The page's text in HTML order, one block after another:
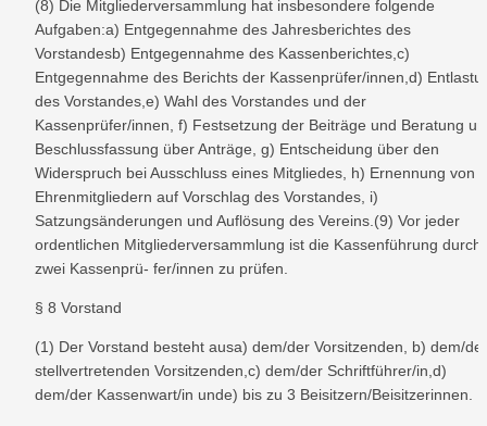
(8) Die Mitgliederversammlung hat insbesondere folgende
Aufgaben:a) Entgegennahme des Jahresberichtes des
Vorstandesb) Entgegennahme des Kassenberichtes,c)
Entgegennahme des Berichts der Kassenprüfer/innen,d)
des Vorstandes,e) Wahl des Vorstandes und der
Kassenprüfer/innen, f) Festsetzung der Beiträge und Beratung
Beschlussfassung über Anträge, g) Entscheidung über den
Widerspruch bei Ausschluss eines Mitgliedes, h) Ernennung von
Ehrenmitgliedern auf Vorschlag des Vorstandes, i)
Satzungsänderungen und Auflösung des Vereins.(9) Vor jeder
ordentlichen Mitgliederversammlung ist die Kassenführung durch
zwei Kassenprü- fer/innen zu prüfen.
§ 8 Vorstand
(1) Der Vorstand besteht ausa) dem/der Vorsitzenden, b) dem/der
stellvertretenden Vorsitzenden,c) dem/der Schriftführer/in,d)
dem/der Kassenwart/in unde) bis zu 3 Beisitzern/Beisitzerinnen.